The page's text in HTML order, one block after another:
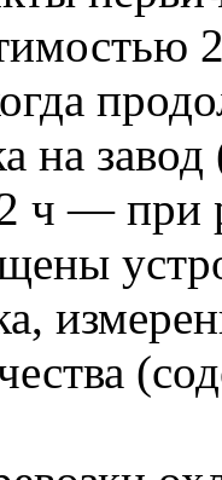
на
ч — при